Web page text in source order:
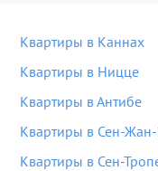
Квартиры в Каннах
Квартиры в Ницце
Квартиры в Антибе
Квартиры в Сен-
Квартиры в Сен-